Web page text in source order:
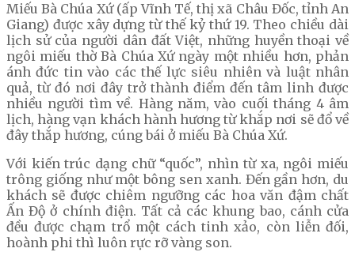
Miếu Bà Chúa Xứ (ấp Vĩnh Tế, thị xã Châu Đốc, tỉnh An
Giang) được xây dựng từ thế kỷ thứ 19. Theo chiều dài
lịch sử của người dân đất Việt, những huyền thoại về
ngôi miếu thờ Bà Chúa Xứ ngày một nhiều hơn, phản
ánh đức tin vào các thế lực siêu nhiên và luật nhân
quả, từ đó nơi đây trở thành điểm đến tâm linh được
nhiều người tìm về. Hàng năm, vào cuối tháng 4 âm
lịch, hàng vạn khách hành hương từ khắp nơi sẽ đổ về
đây thắp hương, cúng bái ở miếu Bà Chúa Xứ.
Với kiến trúc dạng chữ “quốc”, nhìn từ xa, ngôi miếu
trông giống như một bông sen xanh. Đến gần hơn, du
khách sẽ được chiêm ngưỡng các hoa văn đậm chất
Ấn Độ ở chính điện. Tất cả các khung bao, cánh cửa
đều được chạm trổ một cách tinh xảo, còn liễn đối,
hoành phi thì luôn rực rỡ vàng son.